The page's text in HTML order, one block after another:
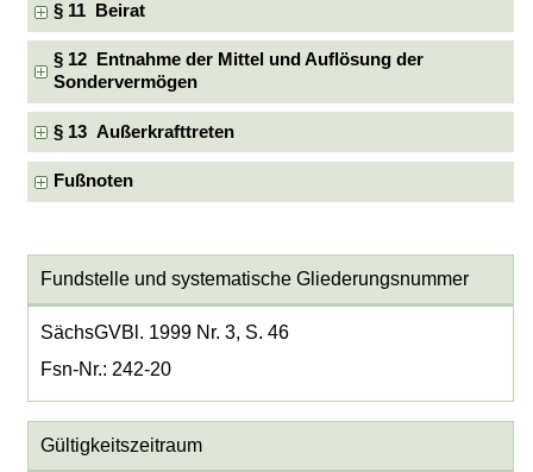
§ 11 Beirat
§ 12 Entnahme der Mittel und Auflösung der
Sondervermögen
§ 13 Außerkrafttreten
Fußnoten
Fundstelle und systematische Gliederungsnummer
SächsGVBl. 1999 Nr. 3, S. 46
Fsn-Nr.: 242-20
Gültigkeitszeitraum